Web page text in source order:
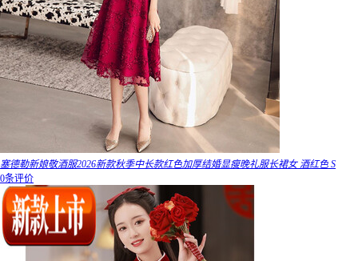
塞德勒新娘敬酒服2026新款秋季中长款红色加厚结婚显瘦晚礼服长裙女 酒红色 S
0条评价